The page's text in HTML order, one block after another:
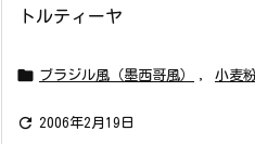
トルティーヤ
 ブラジル風（墨西哥風） , 小麦粉
 2006年2月19日